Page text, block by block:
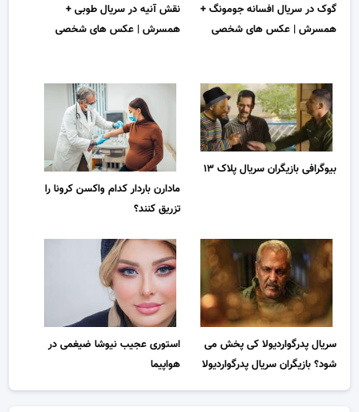
گوک در سریال افسانه جومونگ +
همسرش | عکس های شخصی
نقش آنیه در سریال طوبی +
همسرش | عکس های شخصی
بیوگرافی بازیگران سریال پلاک ۱۳
مادارن باردار کدام واکسن کرونا را
تزریق کنند؟
سریال پدرگواردیولا کی پخش می
شود؟ بازیگران سریال پدرگواردیولا
استوری عجیب نیوشا ضیغمی در
هواپیما